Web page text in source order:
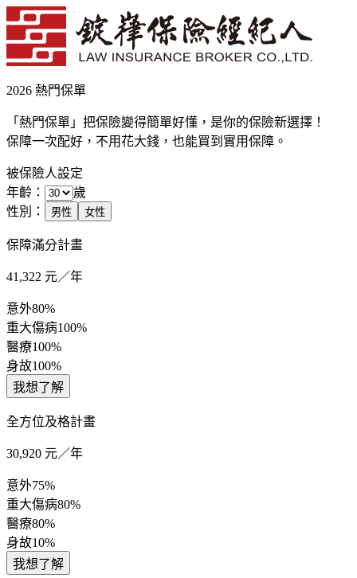
2026 熱門保單
「熱門保單」把保險變得簡單好懂，是你的保險新選擇！
保障一次配好，不用花大錢，也能買到實用保障。
被保險人設定
年齡：
歲
性別：
男性 女性
保障滿分計畫
41,322 元／年
意外80%
重大傷病100%
醫療100%
身故100%
我想了解
全方位及格計畫
30,920 元／年
意外75%
重大傷病80%
醫療80%
身故10%
我想了解